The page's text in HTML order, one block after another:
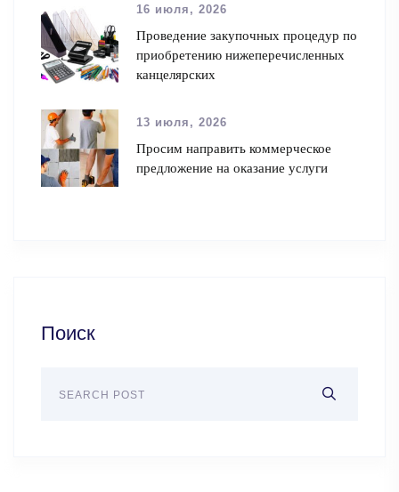
16 июля, 2026
Проведение закупочных процедур по
приобретению нижеперечисленных
канцелярских
13 июля, 2026
Просим направить коммерческое
предложение на оказание услуги
Поиск